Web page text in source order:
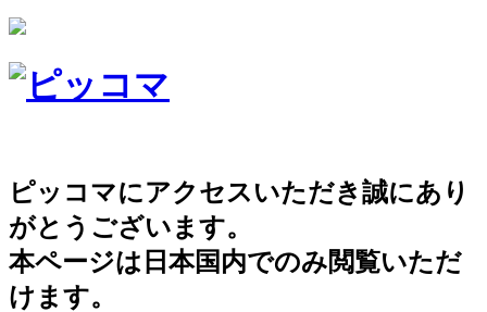
ピッコマにアクセスいただき誠にあり
がとうございます。
本ページは日本国内でのみ閲覧いただ
けます。